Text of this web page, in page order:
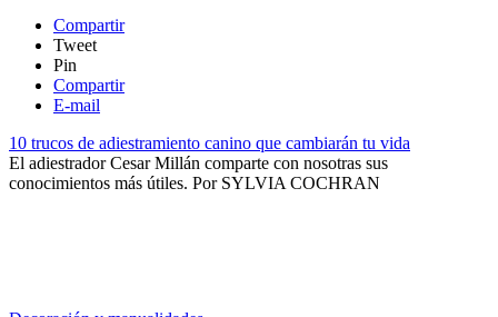
Compartir
Tweet
Pin
Compartir
E-mail
10 trucos de adiestramiento canino que cambiarán tu vida
El adiestrador Cesar Millán comparte con nosotras sus
conocimientos más útiles​. Por SYLVIA COCHRAN